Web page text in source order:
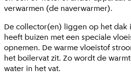
verwarmen (de naverwarmer).
De collector(en) liggen op het dak
heeft buizen met een speciale
opnemen. De warme vloeistof
het boilervat zit. Zo wordt de
water in het vat.